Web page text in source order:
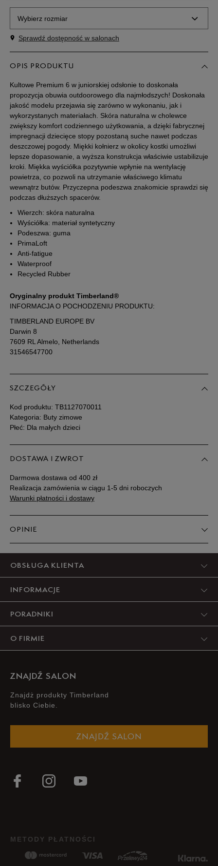
Wybierz rozmiar
Rozmiary EU
30,5 18,5 cm
31 19 cm Powiadom o dostępności
32 19,5 cm Powiadom o dostępności
32,5 20 cm Powiadom o dostępności
33 20,5 cm Powiadom o dostępności
34 20,5 cm
34,5 21 cm
35
Zobacz jak zmierzyć stopę?
Sprawdź dostępność w salonach
OPIS PRODUKTU
Kultowe Premium 6 w juniorskiej odsłonie to doskonała
propozycja obuwia outdoorowego dla najmłodszych! Doskonała
jakość modelu przejawia się zarówno w wykonaniu, jak i
wykorzystanych materiałach. Skóra naturalna w cholewce
zwiększy komfort codziennego użytkowania, a dzięki fabrycznej
impregnacji dziecięce stopy pozostaną suche nawet podczas
deszczowej pogody. Miękki kołnierz w okolicy kostki umożliwi
lepsze dopasowanie, a wyższa konstrukcja właściwie ustabilizuje
kroki. Miękka wyściółka pozytywnie wpłynie na wentylację
powietrza, co pozwoli na utrzymanie właściwego klimatu
wewnątrz butów. Przyczepna podeszwa znakomicie sprawdzi się
podczas dłuższych spacerów.
Wierzch: skóra naturalna
Wyściółka: materiał syntetyczny
Podeszwa: guma
PrimaLoft
Anti-fatigue
Waterproof
Recycled Rubber
Oryginalny produkt Timberland®
INFORMACJA O POCHODZENIU PRODUKTU:
TIMBERLAND EUROPE BV
Darwin 8
7609 RL Almelo, Netherlands
31546547700
SZCZEGÓŁY
Kod produktu: TB1127070011
Kategoria: Buty zimowe
Płeć: Dla małych dzieci
DOSTAWA I ZWROT
Darmowa dostawa od 400 zł
Realizacja zamówienia w ciągu 1-5 dni roboczych
Warunki płatności i dostawy
OPINIE
OBSŁUGA KLIENTA
INFORMACJE
PORADNIKI
O FIRMIE
ZNAJDŹ SALON
Znajdż produkty Timberland
blisko Ciebie.
ZNAJDŹ SALON
METODY PŁATNOŚCI